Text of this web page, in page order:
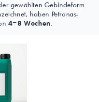
gewählten Gebindeform
haben Petronas-
4–8 Wochen.